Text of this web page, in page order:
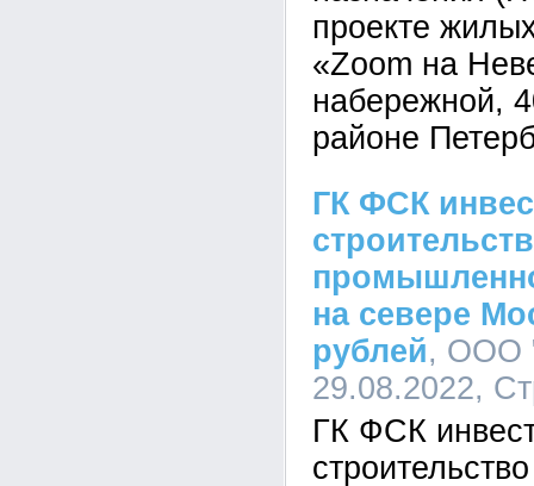
проекте
«Zoom на
набережной,
районе
ГК ФСК
на севере
рублей, ООО
29.08.2022,
ГК ФСК